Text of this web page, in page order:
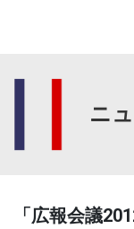
ニ
「広報会議